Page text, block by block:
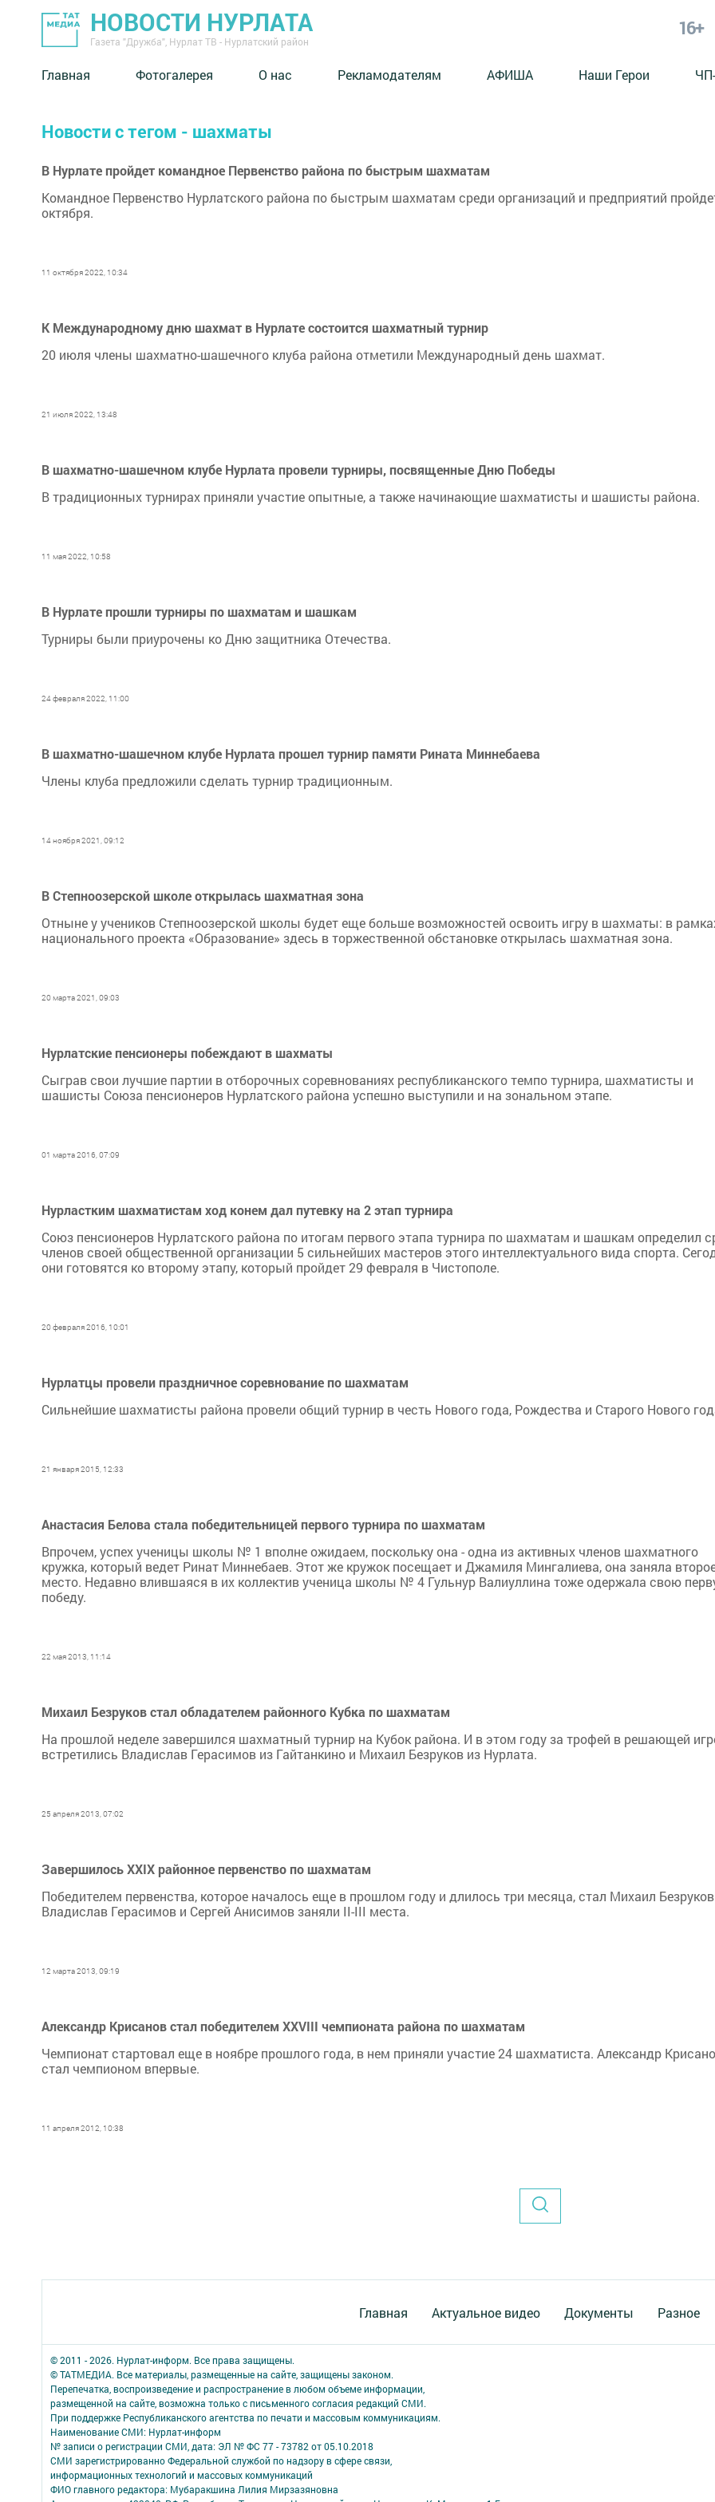
НОВОСТИ НУРЛАТА
Газета "Дружба", Нурлат ТВ - Нурлатский район
16+
Главная Фотогалерея О нас Рекламодателям АФИША Наши Герои
Новости с тегом - шахматы
В Нурлате пройдет командное Первенство района по быстрым шахматам
Командное Первенство Нурлатского района по быстрым шахматам среди организаций и предприятий
октября.
11 октября 2022, 10:34
К Международному дню шахмат в Нурлате состоится шахматный турнир
20 июля члены шахматно-шашечного клуба района отметили Международный день шахмат.
21 июля 2022, 13:48
В шахматно-шашечном клубе Нурлата провели турниры, посвященные Дню Победы
В традиционных турнирах приняли участие опытные, а также начинающие шахматисты и шашисты района.
11 мая 2022, 10:58
В Нурлате прошли турниры по шахматам и шашкам
Турниры были приурочены ко Дню защитника Отечества.
24 февраля 2022, 11:00
В шахматно-шашечном клубе Нурлата прошел турнир памяти Рината Миннебаева
Члены клуба предложили сделать турнир традиционным.
14 ноября 2021, 09:12
В Степноозерской школе открылась шахматная зона
​​​​​​​Отныне у учеников Степноозерской школы будет еще больше возможностей освоить игру в шахматы: в
национального проекта «Образование» здесь в торжественной обстановке открылась шахматная зона.
20 марта 2021, 09:03
Нурлатские пенсионеры побеждают в шахматы
Сыграв свои лучшие партии в отборочных соревнованиях республиканского темпо турнира, шахматисты и
шашисты Союза пенсионеров Нурлатского района успешно выступили и на зональном этапе.
01 марта 2016, 07:09
Нурластким шахматистам ход конем дал путевку на 2 этап турнира
Союз пенсионеров Нурлатского района по итогам первого этапа турнира по шахматам и шашкам определил
членов своей общественной организации 5 сильнейших мастеров этого интеллектуального вида спорта.
они готовятся ко второму этапу, который пройдет 29 февраля в Чистополе.
20 февраля 2016, 10:01
Нурлатцы провели праздничное соревнование по шахматам
Сильнейшие шахматисты района провели общий турнир в честь Нового года, Рождества и Старого Нового
21 января 2015, 12:33
Анастасия Белова стала победительницей первого турнира по шахматам
Впрочем, успех ученицы школы № 1 вполне ожидаем, поскольку она - одна из активных членов шахматного
кружка, который ведет Ринат Миннебаев. Этот же кружок посещает и Джамиля Мингалиева, она заняла
место. Недавно влившаяся в их коллектив ученица школы № 4 Гульнур Валиуллина тоже одержала свою
победу.
22 мая 2013, 11:14
Михаил Безруков стал обладателем районного Кубка по шахматам
На прошлой неделе завершился шахматный турнир на Кубок района. И в этом году за трофей в решающей
встретились Владислав Герасимов из Гайтанкино и Михаил Безруков из Нурлата.
25 апреля 2013, 07:02
Завершилось XXIX районное первенство по шахматам
Победителем первенства, которое началось еще в прошлом году и длилось три месяца, стал Михаил
Владислав Герасимов и Сергей Анисимов заняли II-III места.
12 марта 2013, 09:19
Александр Крисанов стал победителем XXVIII чемпионата района по шахматам
Чемпионат стартовал еще в ноябре прошлого года, в нем приняли участие 24 шахматиста. Александр
стал чемпионом впервые.
11 апреля 2012, 10:38
Главная Актуальное видео Документы Разное
© 2011 - 2026. Нурлат-⁠информ. Все права защищены.
© ТАТМЕДИА. Все материалы, размещенные на сайте, защищены законом.
Перепечатка, воспроизведение и распространение в любом объеме информации,
размещенной на сайте, возможна только с письменного согласия редакций СМИ.
При поддержке Республиканского агентства по печати и массовым коммуникациям.
Наименование СМИ: Нурлат-⁠информ
№ записи о регистрации СМИ, дата: ЭЛ № ФС 77 -⁠ 73782 от 05.10.2018
СМИ зарегистрированно Федеральной службой по надзору в сфере связи,
информационных технологий и массовых коммуникаций
ФИО главного редактора: Мубаракшина Лилия Мирзазяновна